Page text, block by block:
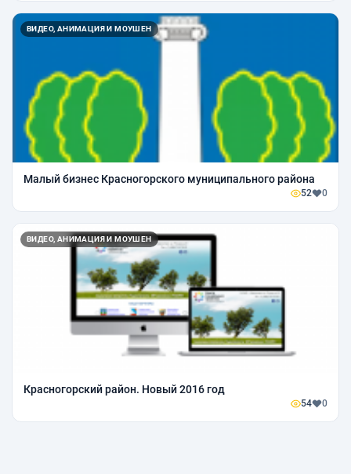
ВИДЕО, АНИМАЦИЯ И МОУШЕН
Малый бизнес Красногорского муниципального района
52 0
ВИДЕО, АНИМАЦИЯ И МОУШЕН
Красногорский район. Новый 2016 год
54 0